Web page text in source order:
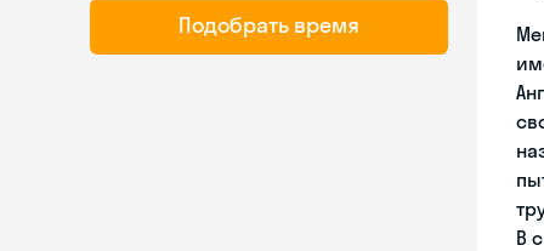
Подобрать время
В